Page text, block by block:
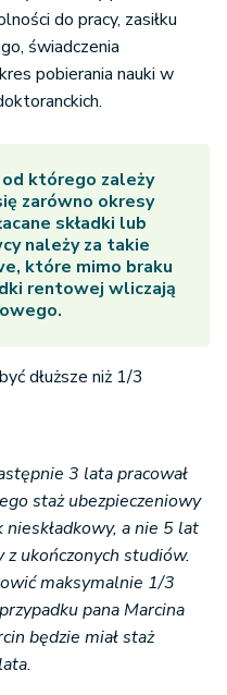
do pracy, zasiłku
świadczenia
pobierania nauki w
którego zależy
zarówno okresy
składki lub
należy za takie
które mimo braku
rentowej wliczają
dłuższe niż 1/3
3 lata pracował
staż ubezpieczeniowy
a nie 5 lat
z ukończonych studiów.
maksymalnie 1/3
pana Marcina
będzie miał staż